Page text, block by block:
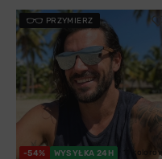
PRZYMIERZ
-54% WYSYŁKA 24H 11 kolorów